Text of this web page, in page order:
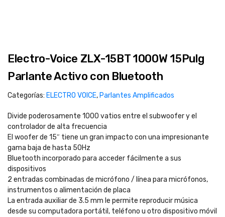
Electro-Voice ZLX-15BT 1000W 15Pulg
Parlante Activo con Bluetooth
Categorías: ELECTRO VOICE, Parlantes Amplificados
Divide poderosamente 1000 vatios entre el subwoofer y el
controlador de alta frecuencia
El woofer de 15″ tiene un gran impacto con una impresionante
gama baja de hasta 50Hz
Bluetooth incorporado para acceder fácilmente a sus
dispositivos
2 entradas combinadas de micrófono / línea para micrófonos,
instrumentos o alimentación de placa
La entrada auxiliar de 3.5 mm le permite reproducir música
desde su computadora portátil, teléfono u otro dispositivo móvil